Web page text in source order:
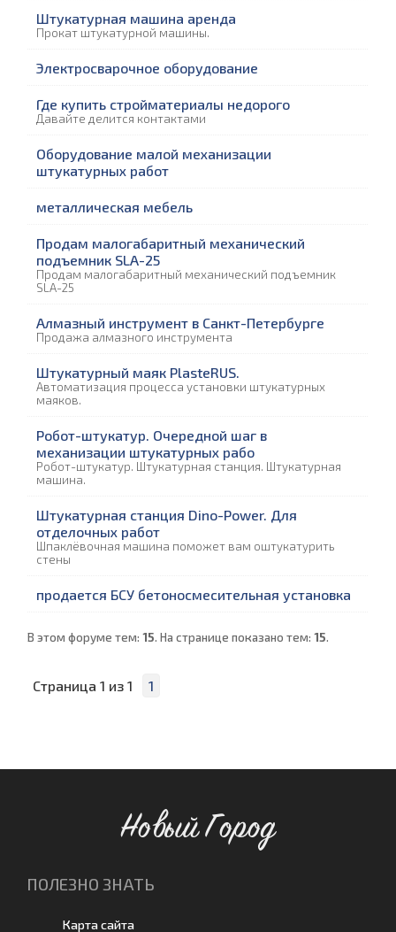
Штукатурная машина аренда
Прокат штукатурной машины.
Электросварочное оборудование
Где купить стройматериалы недорого
Давайте делится контактами
Оборудование малой механизации
штукатурных работ
металлическая мебель
Продам малогабаритный механический
подъемник SLA-25
Продам малогабаритный механический подъемник
SLA-25
Алмазный инструмент в Санкт-Петербурге
Продажа алмазного инструмента
Штукатурный маяк PlasteRUS.
Автоматизация процесса установки штукатурных
маяков.
Робот-штукатур. Очередной шаг в
механизации штукатурных рабо
Робот-штукатур. Штукатурная станция. Штукатурная
машина.
Штукатурная станция Dino-Power. Для
отделочных работ
Шпаклёвочная машина поможет вам оштукатурить
стены
продается БСУ бетоносмесительная установка
В этом форуме тем: 15. На странице показано тем: 15.
Страница 1 из 1 1
Новый Город
ПОЛЕЗНО ЗНАТЬ
Карта сайта